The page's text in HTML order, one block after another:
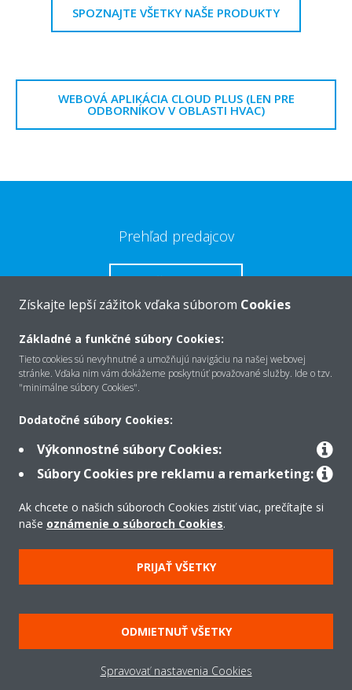
SPOZNAJTE VŠETKY NAŠE PRODUKTY
WEBOVÁ APLIKÁCIA CLOUD PLUS (LEN PRE
ODBORNÍKOV V OBLASTI HVAC)
Prehľad predajcov
Servis
ZISTITE VIAC
KONTAKTUJTE NÁS
O Daikin
Získajte lepší zážitok vďaka súborom Cookies
Základné a funkčné súbory Cookies:
Tieto cookies sú nevyhnutné a umožňujú navigáciu na našej webovej
stránke. Vďaka nim vám dokážeme poskytnúť považované služby. Ide o tzv.
"minimálne súbory Cookies".
Dodatočné súbory Cookies:
Výkonnostné súbory Cookies:
Súbory Cookies pre reklamu a remarketing:
Ak chcete o našich súboroch Cookies zistiť viac, prečítajte si
naše oznámenie o súboroch Cookies.
PRIJAŤ VŠETKY
ODMIETNUŤ VŠETKY
Spravovať nastavenia Cookies